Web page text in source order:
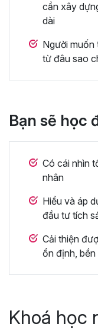
cần xây
dài
Người muốn
từ đâu sao
Bạn sẽ học
Có cái nhìn
nhân
Hiểu và áp
đầu tư tích
Cải thiện
ổn định,
Khoá học